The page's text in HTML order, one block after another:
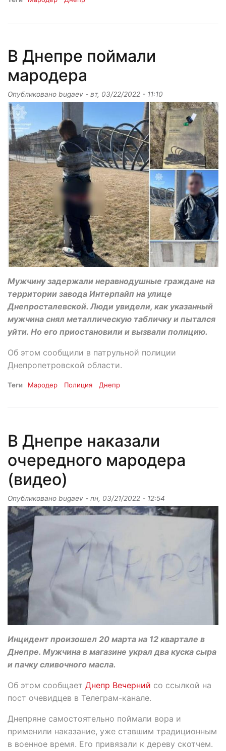
В Днепре поймали
мародера
Опубликовано bugaev - вт, 03/22/2022 - 11:10
Мужчину задержали неравнодушные граждане на
территории завода Интерпайп на улице
Днепросталевской. Люди увидели, как указанный
мужчина снял металлическую табличку и пытался
уйти. Но его приостановили и вызвали полицию.
Об этом сообщили в патрульной полиции
Днепропетровской области.
Теги Мародер Полиция Днепр
В Днепре наказали
очередного мародера
(видео)
Опубликовано bugaev - пн, 03/21/2022 - 12:54
Инцидент произошел 20 марта на 12 квартале в
Днепре. Мужчина в магазине украл два куска сыра
и пачку сливочного масла.
Об этом сообщает Днепр Вечерний со ссылкой на
пост очевидцев в Телеграм-канале.
Днепряне самостоятельно поймали вора и
применили наказание, уже ставшим традиционным
в военное время. Его привязали к дереву скотчем.